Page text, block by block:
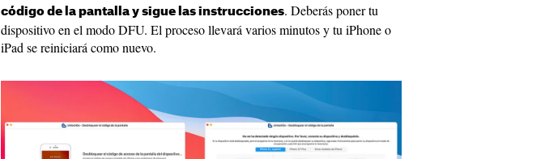
código de la pantalla y sigue las instrucciones. Deberás poner tu
dispositivo en el modo DFU. El proceso llevará varios minutos y tu iPhone o
iPad se reiniciará como nuevo.